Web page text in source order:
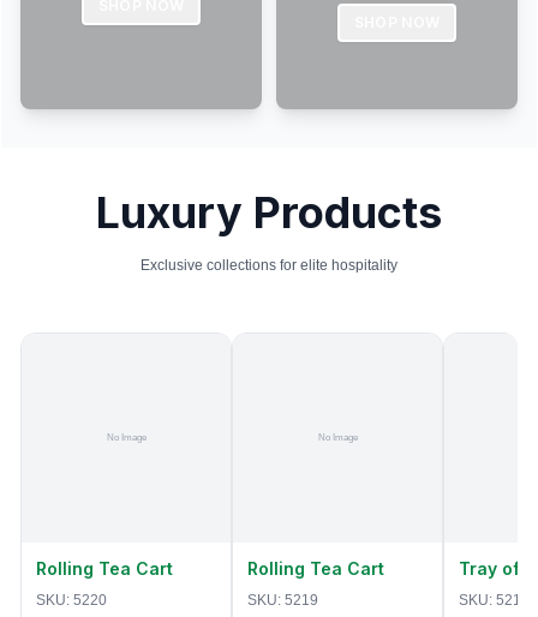
Luxury Products
Exclusive collections for elite hospitality
Rolling Tea Cart
SKU: 5220
Rolling Tea Cart
SKU: 5219
Tray of
SKU: 5218